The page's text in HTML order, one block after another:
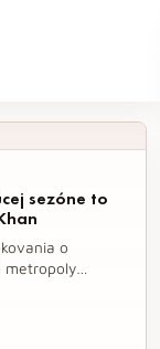
sezóne to
o
metropoly